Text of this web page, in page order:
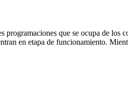
que se ocupa de los
en etapa de funcionamiento.